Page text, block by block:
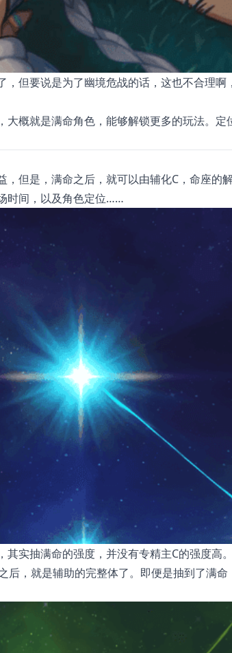
但要说是为了幽境危战的话，这也不合理
概就是满命角色，能够解锁更多的玩法。定
但是，满命之后，就可以由辅化C，命座的
时间，以及角色定位……
实抽满命的强度，并没有专精主C的强度高。
，就是辅助的完整体了。即便是抽到了满